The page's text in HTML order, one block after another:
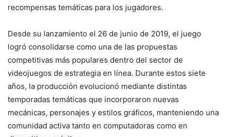
recompensas temáticas para los jugadores.
Desde su lanzamiento el 26 de junio de 2019, el juego
logró consolidarse como una de las propuestas
competitivas más populares dentro del sector de
videojuegos de estrategia en línea. Durante estos siete
años, la producción evolucionó mediante distintas
temporadas temáticas que incorporaron nuevas
mecánicas, personajes y estilos gráficos, manteniendo una
comunidad activa tanto en computadoras como en